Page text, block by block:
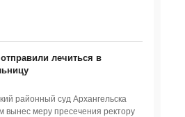
лечиться в
районный суд Архангельска
вынес меру пресечения ректору